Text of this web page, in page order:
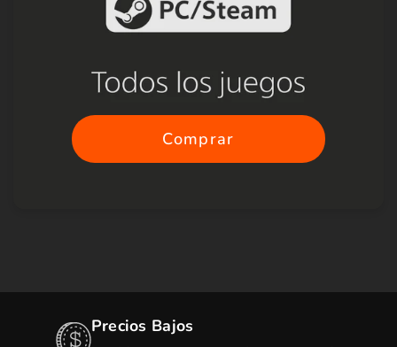
Comprar
Precios Bajos